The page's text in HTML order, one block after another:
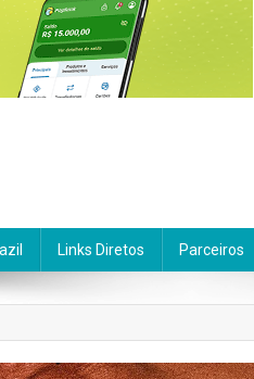
Links Diretos Parceiros